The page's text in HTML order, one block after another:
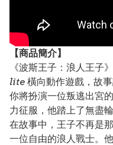
【商品簡介】
《波斯王子：浪人王
lite 橫向動作遊戲，故
你將扮演一位叛逃出宮
力征服，他踏上了無盡
在故事中，王子不再是
一位自由的浪人戰士。